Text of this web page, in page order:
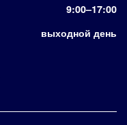
9:00–17:00
выходной день